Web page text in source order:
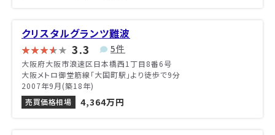
クリスタルグランツ難波
3.3 5件
大阪府大阪市浪速区日本橋西1丁目8番6号
大阪メトロ御堂筋線「大国町駅」より徒歩で9分
2007年9月(築18年)
売買価格相場
4,364万円